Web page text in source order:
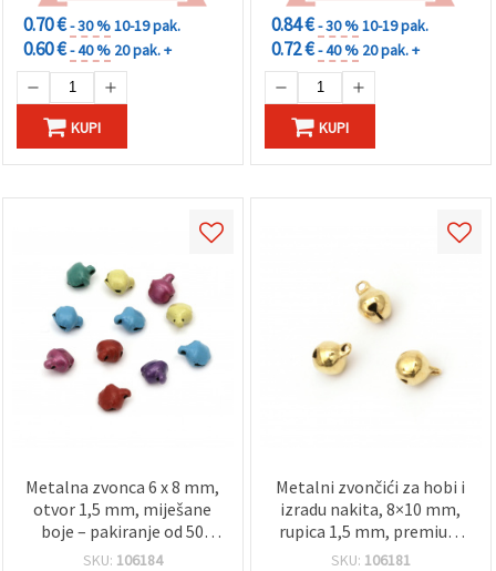
0.70 €- 30 %10-19 pak.
0.60 €- 40 % 20 pak. +
KUPI
0.84 €- 30 %10-19 pak.
0.72 €- 40 % 20 pak. +
KUPI
Metalna zvonca 6 x 8 mm,
otvor 1,5 mm, miješane
boje – pakiranje od 50
komada
SKU: 106184
Metalni zvončići za hobi i
izradu nakita, 8×10 mm,
rupica 1,5 mm, premium
kvaliteta, u zlatnoj boji —
SKU: 106181